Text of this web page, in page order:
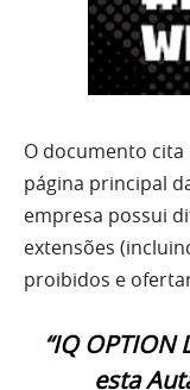
O documento cita
página principal
empresa possui
extensões
proibidos e
“IQ
esta